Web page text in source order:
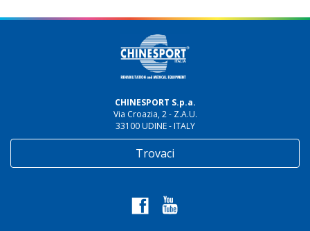
CHINESPORT S.p.a.
Via Croazia, 2 - Z.A.U.
33100 UDINE - ITALY
Trovaci